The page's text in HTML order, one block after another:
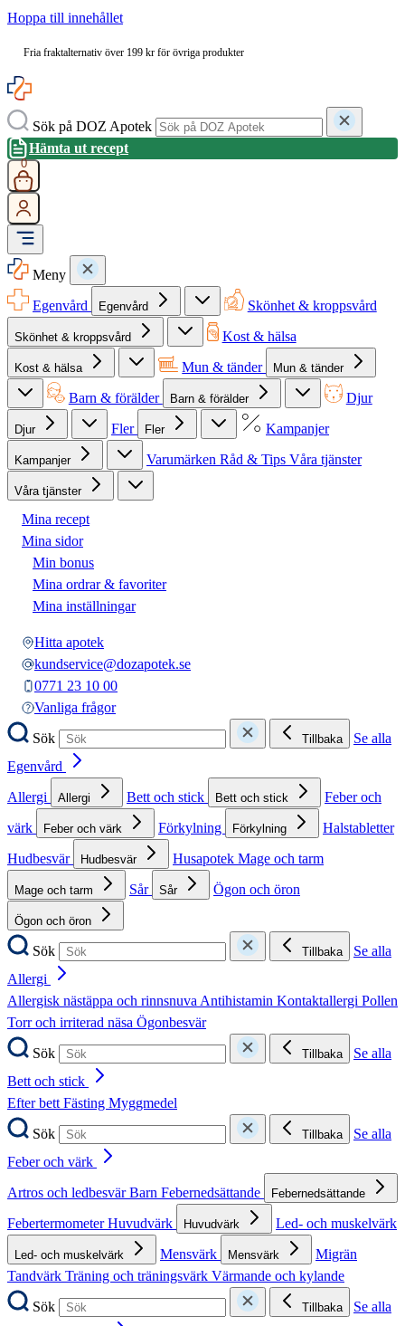
Hoppa till innehållet
Fria fraktalternativ över 199 kr för övriga produkter
Sök på DOZ Apotek
Hämta ut recept
0
Meny
Egenvård
Egenvård Skönhet & kroppsvård
Skönhet & kroppsvård Kost & hälsa
Kost & hälsa Mun & tänder Mun & tänder
Barn & förälder Barn & förälder Djur
Djur Fler Fler Kampanjer
Kampanjer Varumärken Råd & Tips Våra tjänster
Våra tjänster
Mina recept
Mina sidor
Min bonus
Mina ordrar & favoriter
Mina inställningar
Hitta apotek
kundservice@dozapotek.se
0771 23 10 00
Vanliga frågor
Sök
Tillbaka
Se alla
Egenvård
Allergi
Allergi Bett och stick Bett och stick
Feber och
värk
Feber och värk Förkylning Förkylning
Halstabletter
Hudbesvär
Hudbesvär Husapotek Mage och tarm
Mage och tarm Sår Sår Ögon och öron
Ögon och öron
Sök Tillbaka
Se alla
Allergi
Allergisk nästäppa och rinnsnuvaAntihistamin Kontaktallergi Pollen
Torr och irriterad näsa Ögonbesvär
Sök
Tillbaka
Se alla
Bett och stick
Efter bettFästing Myggmedel
Sök
Tillbaka
Se alla
Feber och värk
Artros och ledbesvärBarn Febernedsättande Febernedsättande
FebertermometerHuvudvärk Huvudvärk Led- och muskelvärk
Led- och muskelvärk Mensvärk Mensvärk
Migrän
Tandvärk Träning och träningsvärk Värmande och kylande
Sök
Tillbaka
Se alla